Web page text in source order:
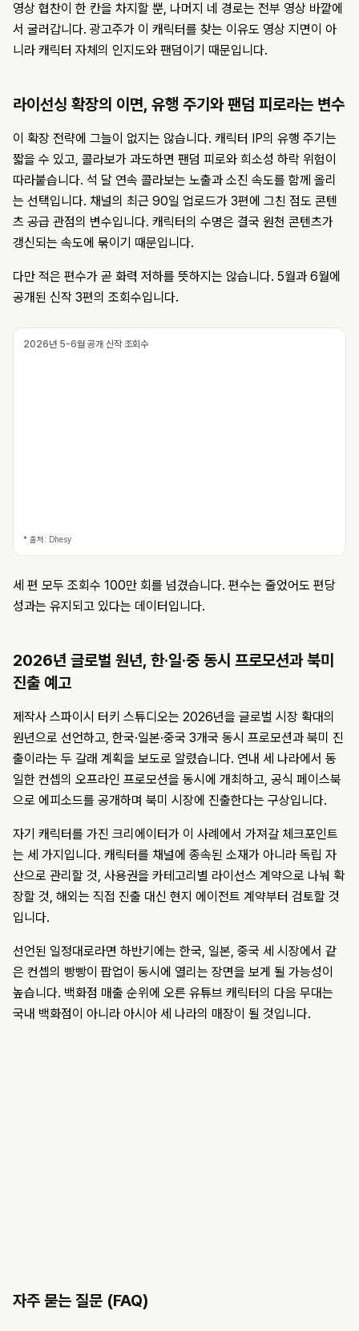
영상 협찬이 한 칸을 차지할 뿐, 나머지 네 경로는 전부 영상 바깥에
서 굴러갑니다. 광고주가 이 캐릭터를 찾는 이유도 영상 지면이 아
니라 캐릭터 자체의 인지도와 팬덤이기 때문입니다.
라이선싱 확장의 이면, 유행 주기와 팬덤 피로라는 변수
이 확장 전략에 그늘이 없지는 않습니다. 캐릭터 IP의 유행 주기는
짧을 수 있고, 콜라보가 과도하면 팬덤 피로와 희소성 하락 위험이
따라붙습니다. 석 달 연속 콜라보는 노출과 소진 속도를 함께 올리
는 선택입니다. 채널의 최근 90일 업로드가 3편에 그친 점도 콘텐
츠 공급 관점의 변수입니다. 캐릭터의 수명은 결국 원천 콘텐츠가
갱신되는 속도에 묶이기 때문입니다.
다만 적은 편수가 곧 화력 저하를 뜻하지는 않습니다. 5월과 6월에
공개된 신작 3편의 조회수입니다.
2026년 5-6월 공개 신작 조회수
* 출처: Dhesy
세 편 모두 조회수 100만 회를 넘겼습니다. 편수는 줄었어도 편당
성과는 유지되고 있다는 데이터입니다.
2026년 글로벌 원년, 한·일·중 동시 프로모션과 북미
진출 예고
제작사 스파이시 터키 스튜디오는 2026년을 글로벌 시장 확대의
원년으로 선언하고, 한국·일본·중국 3개국 동시 프로모션과 북미 진
출이라는 두 갈래 계획을 보도로 알렸습니다. 연내 세 나라에서 동
일한 컨셉의 오프라인 프로모션을 동시에 개최하고, 공식 페이스북
으로 에피소드를 공개하며 북미 시장에 진출한다는 구상입니다.
자기 캐릭터를 가진 크리에이터가 이 사례에서 가져갈 체크포인트
는 세 가지입니다. 캐릭터를 채널에 종속된 소재가 아니라 독립 자
산으로 관리할 것, 사용권을 카테고리별 라이선스 계약으로 나눠 확
장할 것, 해외는 직접 진출 대신 현지 에이전트 계약부터 검토할 것
입니다.
선언된 일정대로라면 하반기에는 한국, 일본, 중국 세 시장에서 같
은 컨셉의 빵빵이 팝업이 동시에 열리는 장면을 보게 될 가능성이
높습니다. 백화점 매출 순위에 오른 유튜브 캐릭터의 다음 무대는
국내 백화점이 아니라 아시아 세 나라의 매장이 될 것입니다.
자주 묻는 질문 (FAQ)